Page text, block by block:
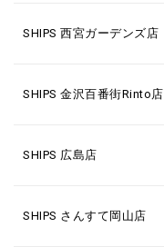
SHIPS 西宮ガーデンズ店
SHIPS 金沢百番街Rinto店
SHIPS 広島店
SHIPS さんすて岡山店